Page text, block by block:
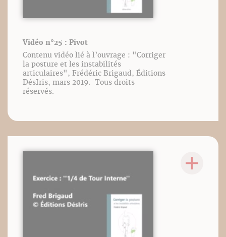
Vidéo n°25 : Pivot
Contenu vidéo lié à l’ouvrage : "Corriger
la posture et les instabilités
articulaires", Frédéric Brigaud, Éditions
DésIris, mars 2019. Tous droits
réservés.